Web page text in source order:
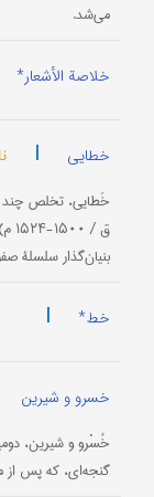
می‌شد.
خلاصة الأشعار*
خطایی |
بنیان‌گذار سلسلۀ
خط* |
خسرو و شیرین
خُسْرو و شیرین،
گنجه‌ای، که پس از